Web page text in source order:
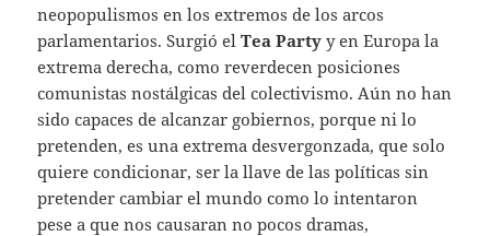
neopopulismos en los extremos de los arcos
parlamentarios. Surgió el Tea Party y en Europa la
extrema derecha, como reverdecen posiciones
comunistas nostálgicas del colectivismo. Aún no han
sido capaces de alcanzar gobiernos, porque ni lo
pretenden, es una extrema desvergonzada, que solo
quiere condicionar, ser la llave de las políticas sin
pretender cambiar el mundo como lo intentaron
pese a que nos causaran no pocos dramas,